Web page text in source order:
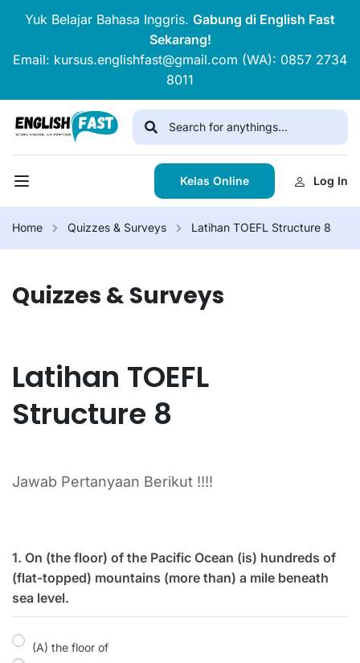
Yuk Belajar Bahasa Inggris. Gabung di English Fast
Sekarang!
Email: kursus.englishfast@gmail.com (WA): 0857 2734
8011
Kelas Online Log In
Home Quizzes & Surveys Latihan TOEFL Structure 8
Quizzes & Surveys
Latihan TOEFL
Structure 8
Jawab Pertanyaan Berikut !!!!
1. On (the floor) of the Pacific Ocean (is) hundreds of
(flat-topped) mountains (more than) a mile beneath
sea level.
(A) the floor of